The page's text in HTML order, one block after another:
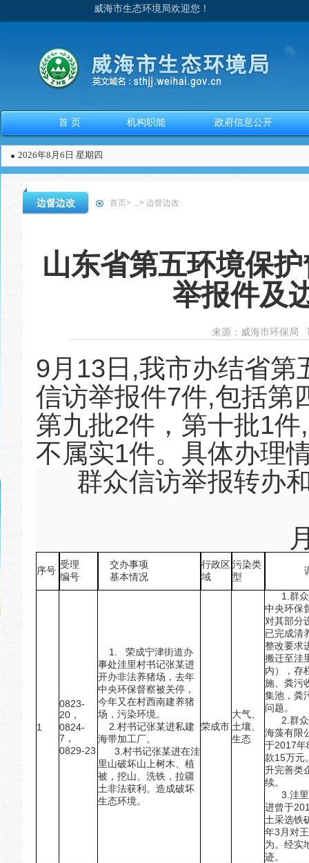
威海市生态环境局欢迎您！
首 页 机构职能 政府信息公开
2026年8月6日 星期四
边督边改 首页> ...> 边督边改
山东省第五环境保
举报件及
来源： 威海市环保局
9月13日,我市办结省第
信访举报件7件,包括第
第九批2件，第十批1
不属实1件。具体办理
群众信访举报转办
序号
受理
编号
交办事项
基本情况
行政区
域
污染类
型
调查
1
0823-
20，
0824-
7，
0829-23
1. 荣成宁津街道办
事处洼里村书记张某进
开办非法养猪场，去年
中央环保督察被关停，
今年又在村西南建养猪
场，污染环境。
2.村书记张某进私建
海带加工厂。
3.村书记张某进在洼
里山破坏山上树木、植
被，挖山、洗铁，拉疆
土非法获利。造成破坏
生态环境。
荣成市
大气、
土壤、
生态
1.群众
中央环保
对其部分
已完成清
整改要求
搬迁至洼
内），存
施、粪污
集池，粪
问题。
2.群众
海藻有限
于2017年
款15万元
升完善类
续。
3.洼里
进曾于
土采选铁
年3月对
为。经实
迹。